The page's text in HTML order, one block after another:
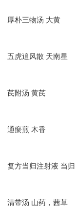
厚朴三物汤 大黄
五虎追风散 天南星
芪附汤 黄芪
通瘀煎 木香
复方当归注射液 当归
清带汤 山药，茜草